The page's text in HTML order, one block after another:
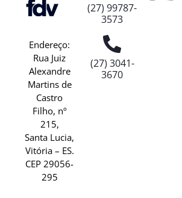
Endereço:
Rua Juiz
Alexandre
Martins de
Castro
Filho, nº
215,
Santa Lucia,
Vitória – ES.
CEP 29056-
295
(27) 99787-
3573
(27) 3041-
3670